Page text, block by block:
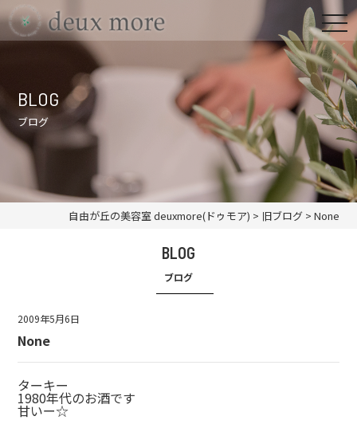
BLOG
ブログ
自由が丘の美容室 deuxmore(ドゥモア) > 旧ブログ> None
BLOG
ブログ
2009年5月6日
None
ターキー
1980年代のお酒です
甘いー☆